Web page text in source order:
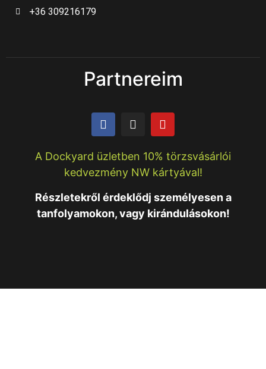
+36 309216179
Partnereim
A Dockyard üzletben 10% törzsvásárlói
kedvezmény NW kártyával!
Részletekről érdeklődj személyesen a
tanfolyamokon, vagy kirándulásokon!